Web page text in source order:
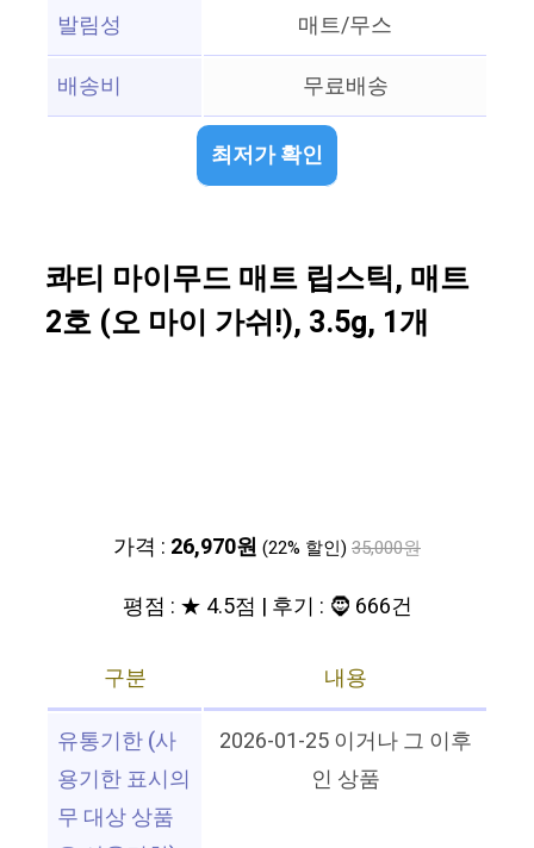
발림성
매트/무스
배송비
무료배송
최저가 확인
콰티 마이무드 매트 립스틱, 매트
2호 (오 마이 가쉬!), 3.5g, 1개
가격 : 26,970원 (22% 할인) 35,000원
평점 : ★ 4.5점 | 후기 : 🧔 666건
구분
내용
유통기한 (사
용기한 표시의
무 대상 상품
2026-01-25 이거나 그 이후
인 상품